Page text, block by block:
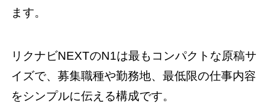
ます。
リクナビNEXTのN1は最もコンパクトな原稿サ
イズで、募集職種や勤務地、最低限の仕事内容
をシンプルに伝える構成です。